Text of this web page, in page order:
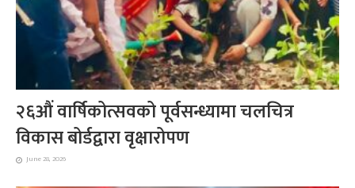
२६औं वार्षिकोत्सवको पूर्वसन्ध्यामा चलचित्र
विकास बोर्डद्वारा वृक्षारोपण
June 28, 2026